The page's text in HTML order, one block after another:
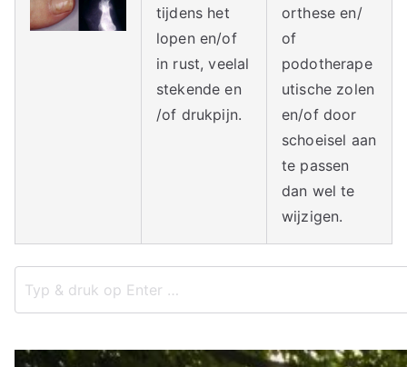
tijdens het
lopen en/of
in rust, veelal
stekende en
/of drukpijn.
orthese en/
of
podotherape
utische zolen
en/of door
schoeisel aan
te passen
dan wel te
wijzigen.